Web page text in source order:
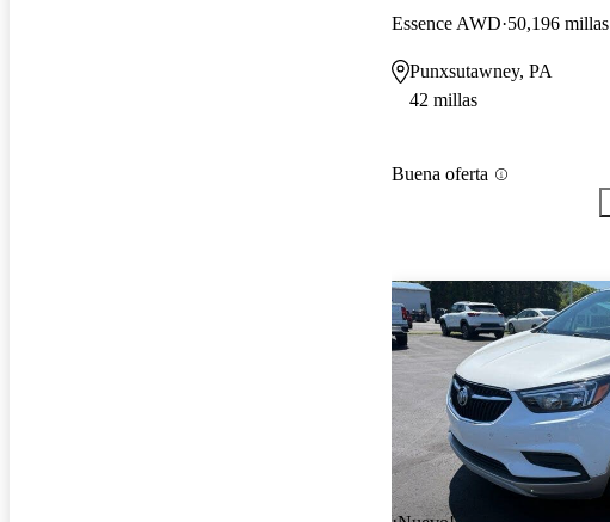
Essence AWD 50,196 millas
Punxsutawney, PA
42 millas
Buena oferta